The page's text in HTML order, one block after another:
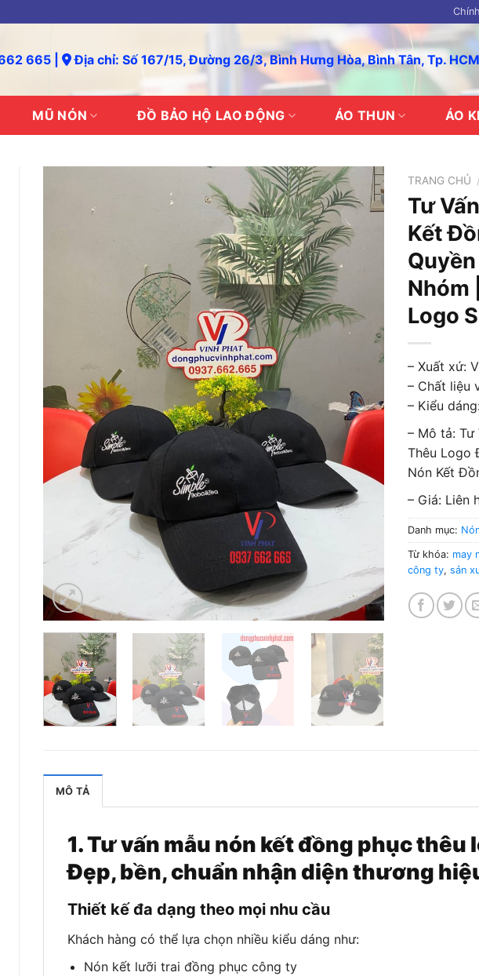
665 | Địa chỉ: Số 167/15, Đường 26/3, Bình Hưng Hòa, Bình Tân, Tp. HCM
MŨ NÓN ĐỒ BẢO HỘ LAO ĐỘNG ÁO THUN ÁO
TRANG CHỦ /
Tư
Kết
Nhóm
Logo
– Xuất xứ:
– Chất liệu
– Kiểu
– Mô tả: Tư
Thêu Logo
Nón Kết
– Giá: Liên
Danh mục:
Từ khóa: may
công ty, sản
MÔ TẢ
1. Tư vấn mẫu nón kết đồng phục thêu
Đẹp, bền, chuẩn nhận diện thương
Thiết kế đa dạng theo mọi nhu cầu
Khách hàng có thể lựa chọn nhiều kiểu dáng như:
Nón kết lưỡi trai đồng phục công ty